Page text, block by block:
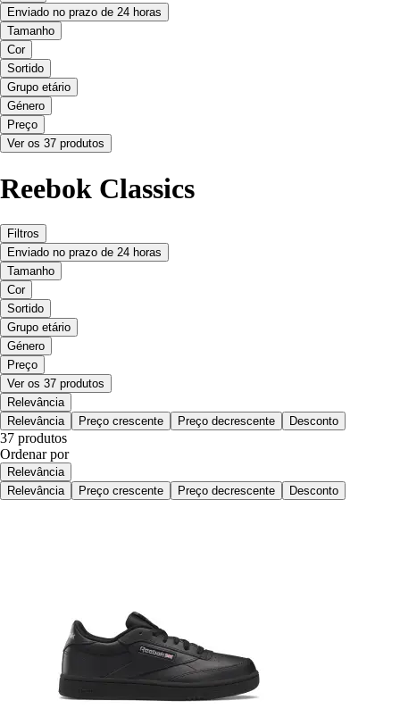
Enviado no prazo de 24 horas
Tamanho
Cor
Sortido
Grupo etário
Género
Preço
Ver os 37 produtos
Reebok Classics
Filtros
Enviado no prazo de 24 horas
Tamanho
Cor
Sortido
Grupo etário
Género
Preço
Ver os 37 produtos
Relevância
Relevância
Preço crescente Preço decrescente Desconto
37 produtos
Ordenar por
Relevância
Relevância
Preço crescente Preço decrescente Desconto